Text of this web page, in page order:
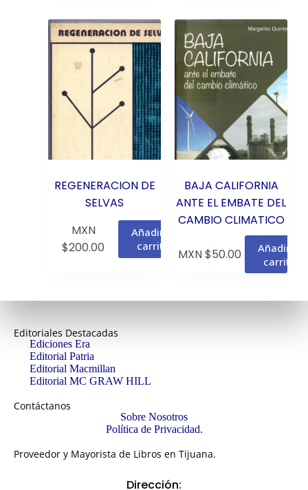
REGENERACION DE
SELVAS
MXN
$200.00
Añadir al
carrito
BAJA CALIFORNIA
ANTE EL EMBATE DEL
CAMBIO CLIMATICO
MXN $50.00
Añadir al
carrito
Editoriales Destacadas
Ediciones Era
Editorial Patria
Editorial Macmillan
Editorial MC GRAW HILL
Contáctanos
Sobre Nosotros
Política de Privacidad.
Proveedor y Mayorista de Libros en Tijuana.
Dirección: